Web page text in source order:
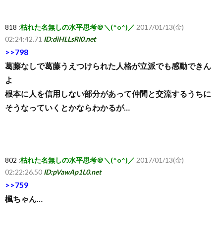
818 :枯れた名無しの水平思考＠＼(^o^)／ 2017/01/13(金)
02:24:42.71 ID:diHLLsRI0.net
>>798
葛藤なしで葛藤うえつけられた人格が立派でも感動できん
よ
根本に人を信用しない部分があって仲間と交流するうちに
そうなっていくとかならわかるが…
802 :枯れた名無しの水平思考＠＼(^o^)／ 2017/01/13(金)
02:22:26.50 ID:pVawAp1L0.net
>>759
楓ちゃん…